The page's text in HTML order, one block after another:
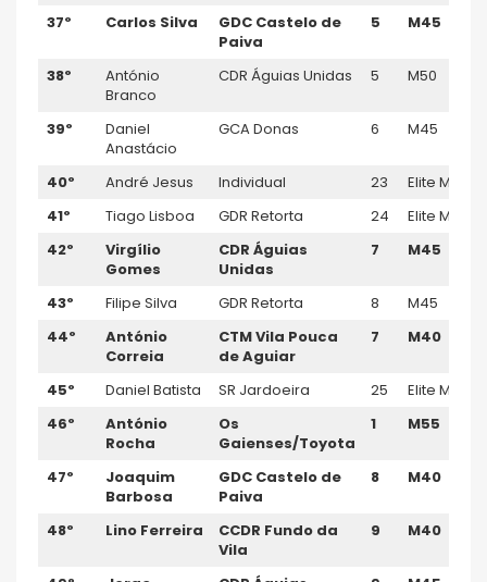
37º Carlos Silva
GDC Castelo de
Paiva
5 M45
38º
António
Branco
CDR Águias Unidas 5 M50
39º
Daniel
Anastácio
GCA Donas 6 M45
40º André Jesus Individual 23
Elite M
41º
Tiago Lisboa GDR Retorta 24
Elite M
42º
Virgílio
Gomes
CDR Águias
Unidas
7 M45
43º Filipe Silva GDR Retorta 8
M45
44º
António
Correia
CTM Vila Pouca
de Aguiar
7 M40
45º Daniel Batista SR Jardoeira 25
Elite M
46º
António
Rocha
Os
Gaienses/Toyota
1 M55
47º
Joaquim
Barbosa
GDC Castelo de
Paiva
8 M40
48º Lino Ferreira
CCDR Fundo da
Vila
9 M40